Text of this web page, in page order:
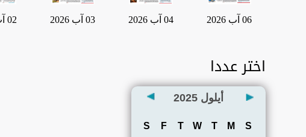
06 آب 2026 04 آب 2026 03 آب 2026 02 آب 2026
اختر عددا
أيلول 2025
S
M
T
W
T
F
S